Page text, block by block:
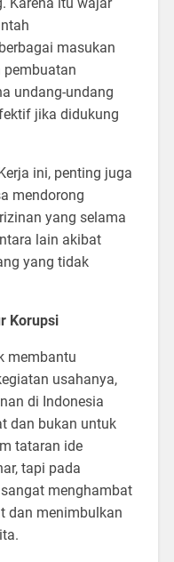
masukan
undang-undang
jika didukung
ini, penting juga
mendorong
yang selama
lain akibat
yang tidak
Korupsi
membantu
usahanya,
di Indonesia
dan bukan untuk
tataran ide
tapi pada
menghambat
dan menimbulkan